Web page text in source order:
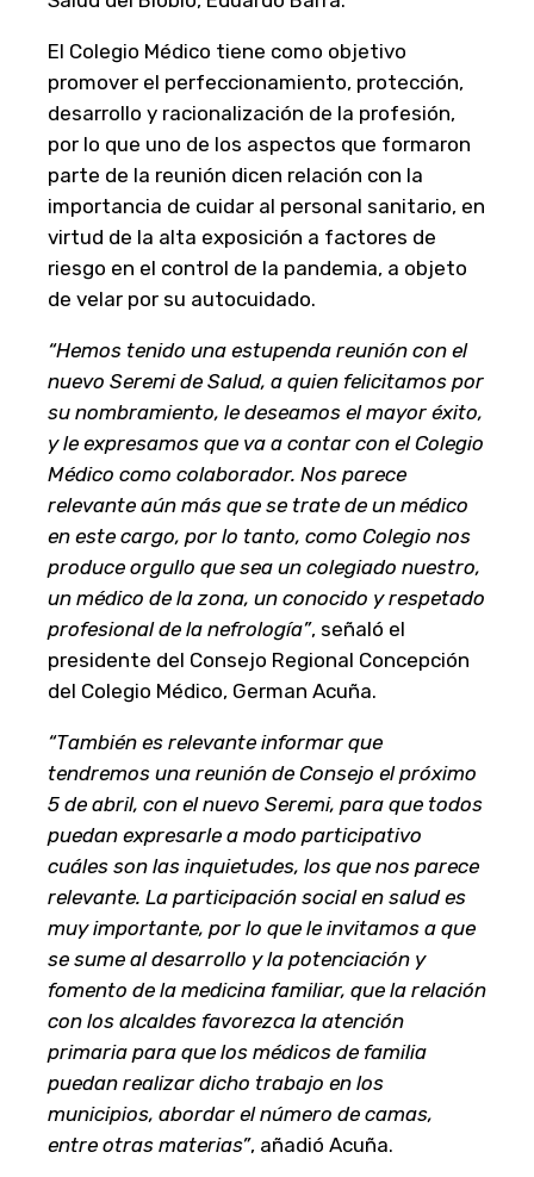
El Colegio Médico tiene como objetivo
promover el perfeccionamiento, protección,
desarrollo y racionalización de la profesión,
por lo que uno de los aspectos que formaron
parte de la reunión dicen relación con la
importancia de cuidar al personal sanitario, en
virtud de la alta exposición a factores de
riesgo en el control de la pandemia, a objeto
de velar por su autocuidado.
“Hemos tenido una estupenda reunión con el
nuevo Seremi de Salud, a quien felicitamos por
su nombramiento, le deseamos el mayor éxito,
y le expresamos que va a contar con el Colegio
Médico como colaborador. Nos parece
relevante aún más que se trate de un médico
en este cargo, por lo tanto, como Colegio nos
produce orgullo que sea un colegiado nuestro,
un médico de la zona, un conocido y respetado
profesional de la nefrología”, señaló el
presidente del Consejo Regional Concepción
del Colegio Médico, German Acuña.
“También es relevante informar que
tendremos una reunión de Consejo el próximo
5 de abril, con el nuevo Seremi, para que todos
puedan expresarle a modo participativo
cuáles son las inquietudes, los que nos parece
relevante. La participación social en salud es
muy importante, por lo que le invitamos a que
se sume al desarrollo y la potenciación y
fomento de la medicina familiar, que la relación
con los alcaldes favorezca la atención
primaria para que los médicos de familia
puedan realizar dicho trabajo en los
municipios, abordar el número de camas,
entre otras materias”, añadió Acuña.